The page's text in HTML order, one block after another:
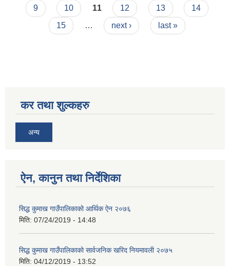
9
10 11 12 13
14
15
… next › last »
कर तथा शुल्कहरु
अन्य
ऐन, कानुन तथा निर्देशिका
सिद्ध कुमाख गाउँपालिकाको आर्थिक ऐन २०७६
मिति: 07/24/2019 - 14:48
सिद्ध कुमाख गाउँपालिकाको सार्वजनिक खरिद नियमावली २०७५
मिति: 04/12/2019 - 13:52